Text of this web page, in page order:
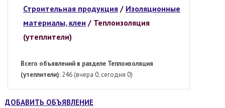
Строительная продукция / Изоляционные
материалы, клеи / Теплоизоляция
(утеплители)
Всего объявлений в разделе Теплоизоляция
(утеплители): 246 (вчера 0, сегодня 0)
ДОБАВИТЬ ОБЪЯВЛЕНИЕ